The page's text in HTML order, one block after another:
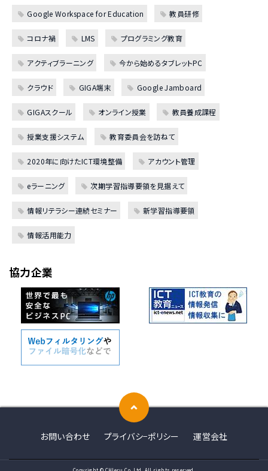
Google Workspace for Education 教員研修
コロナ禍 LMS プログラミング教育
アクティブラーニング 今から始めるタブレットPC
クラウド GIGA端末 Google Jamboard
GIGAスクール オンライン授業 教員養成課程
授業支援システム 教育委員会を訪ねて
2020年に向けたICT環境整備 アカウント管理
eラーニング 次期学習指導要領を見据えて
情報リテラシー連続セミナー 新学習指導要領
情報活用能力
協力企業
お問い合わせ プライバシ−ポリシー 運営会社